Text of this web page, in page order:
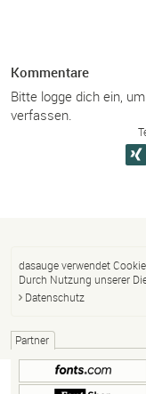
Kommentare
Bitte logge dich ein,
verfassen.
dasauge verwendet
Durch Nutzung unserer
Datenschutz
Partner